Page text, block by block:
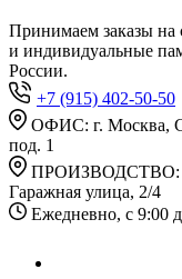
Принимаем заказы на
и индивидуальные
России.
+7 (915) 402-50-50
ОФИС: г. Москва,
под. 1
ПРОИЗВОДСТВО:
Гаражная улица, 2/4
Ежедневно, с 9:00